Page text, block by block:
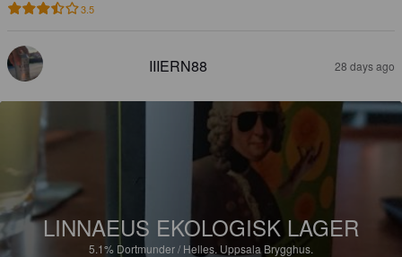
3.5
IIIERN88 28 days ago
LINNAEUS EKOLOGISK LAGER
5.1% Dortmunder / Helles. Uppsala Brygghus.